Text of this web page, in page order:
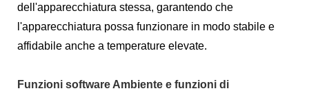
dell'apparecchiatura stessa, garantendo che
l'apparecchiatura possa funzionare in modo stabile e
affidabile anche a temperature elevate.
Funzioni software Ambiente e funzioni di